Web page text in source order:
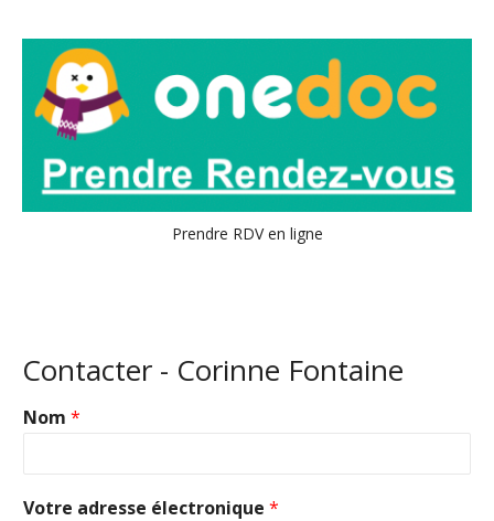
Prendre RDV en ligne
Contacter - Corinne Fontaine
Nom *
Votre adresse électronique *